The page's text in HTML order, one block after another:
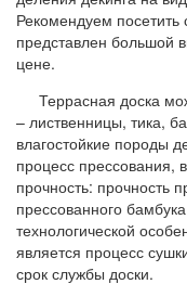
Рекомендуем
представлен большой
цене.
Террасная доска
– лиственницы, тика,
влагостойкие породы
процесс прессования,
прочность: прочность
прессованного
технологической
является процесс
срок службы доски.